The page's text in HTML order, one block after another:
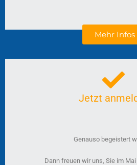
Mehr Infos
Jetzt
Genauso begeistert
Dann freuen wir uns, Sie im